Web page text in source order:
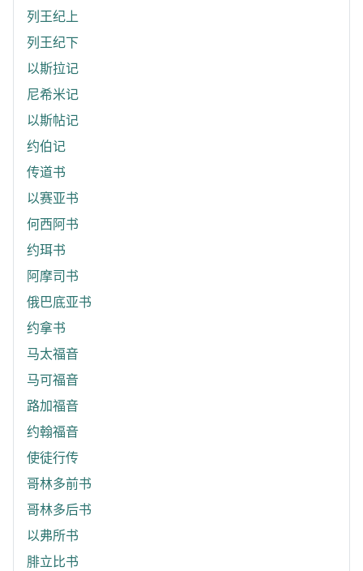
列王纪上
列王纪下
以斯拉记
尼希米记
以斯帖记
约伯记
传道书
以赛亚书
何西阿书
约珥书
阿摩司书
俄巴底亚书
约拿书
马太福音
马可福音
路加福音
约翰福音
使徒行传
哥林多前书
哥林多后书
以弗所书
腓立比书